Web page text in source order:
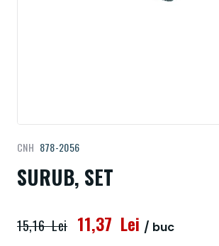
SURUB, SET
CNH 878-2056
11,37 Lei
15,16 Lei / buc
la
începutul
galeriei
imagini